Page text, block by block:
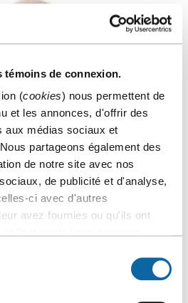
témoins de connexion.
(cookies) nous permettent de
et les annonces, d'offrir des
aux médias sociaux et
partageons également des
de notre site avec nos
de publicité et d'analyse,
ci avec d'autres
avez fournies ou qu'ils ont